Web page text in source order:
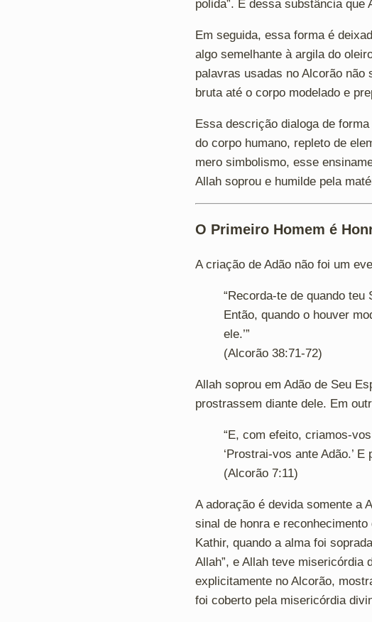
polida”. É dessa substância que
Em seguida, essa forma é
algo semelhante à argila do
palavras usadas no Alcorão
bruta até o corpo modelado e
Essa descrição dialoga de
do corpo humano, repleto de
mero simbolismo, esse
Allah soprou e humilde pela
O Primeiro Homem é
A criação de Adão não foi um
“Recorda-te de quando
Então, quando o houver
ele.’”
(Alcorão 38:71-72)
Allah soprou em Adão de Seu
prostrassem diante dele. Em
“E, com efeito, criamos-
‘Prostrai-vos ante Adão.’
(Alcorão 7:11)
A adoração é devida somente a
sinal de honra e
Kathir, quando a alma foi
Allah”, e Allah teve misericórdia
explicitamente no Alcorão,
foi coberto pela misericórdia